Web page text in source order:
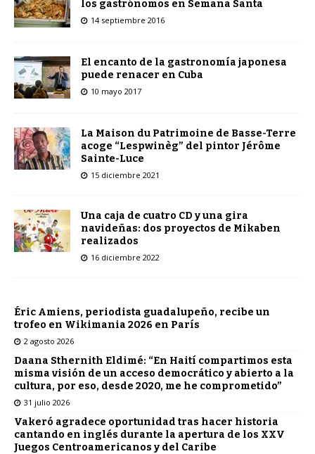
los gastrónomos en Semana Santa
14 septiembre 2016
El encanto de la gastronomía japonesa
puede renacer en Cuba
10 mayo 2017
La Maison du Patrimoine de Basse-Terre
acoge “Lespwinèg” del pintor Jérôme
Sainte-Luce
15 diciembre 2021
Una caja de cuatro CD y una gira
navideñas: dos proyectos de Mikaben
realizados
16 diciembre 2022
Éric Amiens, periodista guadalupeño, recibe un
trofeo en Wikimania 2026 en París
2 agosto 2026
Daana Sthernith Eldimé: “En Haití compartimos esta
misma visión de un acceso democrático y abierto a la
cultura, por eso, desde 2020, me he comprometido”
31 julio 2026
Vakeró agradece oportunidad tras hacer historia
cantando en inglés durante la apertura de los XXV
Juegos Centroamericanos y del Caribe